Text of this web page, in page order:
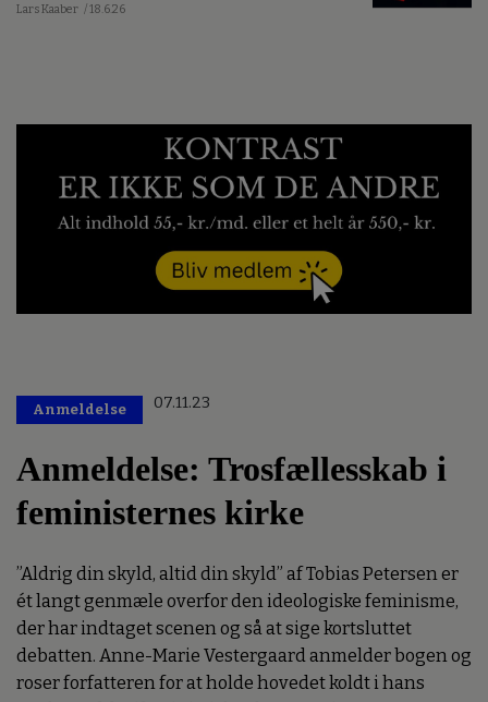
Lars Kaaber / 18.6.26
Anmeldelse 07.11.23
Anmeldelse: Trosfællesskab i
feministernes kirke
”Aldrig din skyld, altid din skyld” af Tobias Petersen er
ét langt genmæle overfor den ideologiske feminisme,
der har indtaget scenen og så at sige kortsluttet
debatten. Anne-Marie Vestergaard anmelder bogen og
roser forfatteren for at holde hovedet koldt i hans